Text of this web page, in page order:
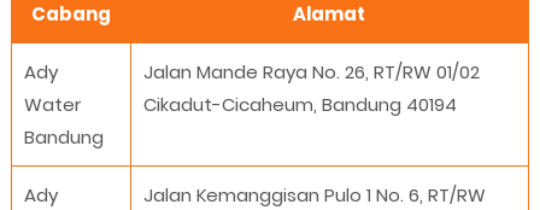
Cabang Alamat
Ady
Water
Bandung
Jalan Mande Raya No. 26, RT/RW 01/02
Cikadut-Cicaheum, Bandung 40194
Ady
Jalan Kemanggisan Pulo 1 No. 6, RT/RW